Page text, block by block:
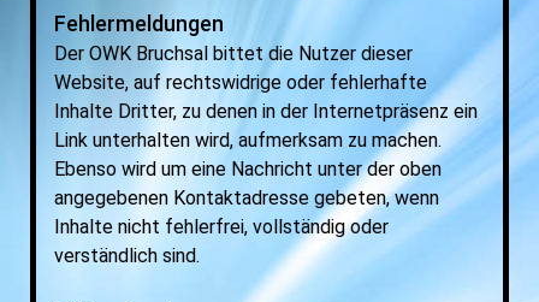
Fehlermeldungen
Der OWK Bruchsal bittet die Nutzer dieser
Website, auf rechtswidrige oder fehlerhafte
Inhalte Dritter, zu denen in der Internetpräsenz ein
Link unterhalten wird, aufmerksam zu machen.
Ebenso wird um eine Nachricht unter der oben
angegebenen Kontaktadresse gebeten, wenn
Inhalte nicht fehlerfrei, vollständig oder
verständlich sind.